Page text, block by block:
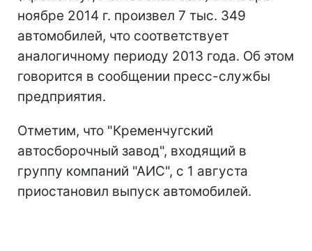
ноябре 2014 г. произвел 7 тыс. 349
автомобилей, что соответствует
аналогичному периоду 2013 года. Об этом
говорится в сообщении пресс-службы
предприятия.
Отметим, что "Кременчугский
автосборочный завод", входящий в
группу компаний "АИС", с 1 августа
приостановил выпуск автомобилей.